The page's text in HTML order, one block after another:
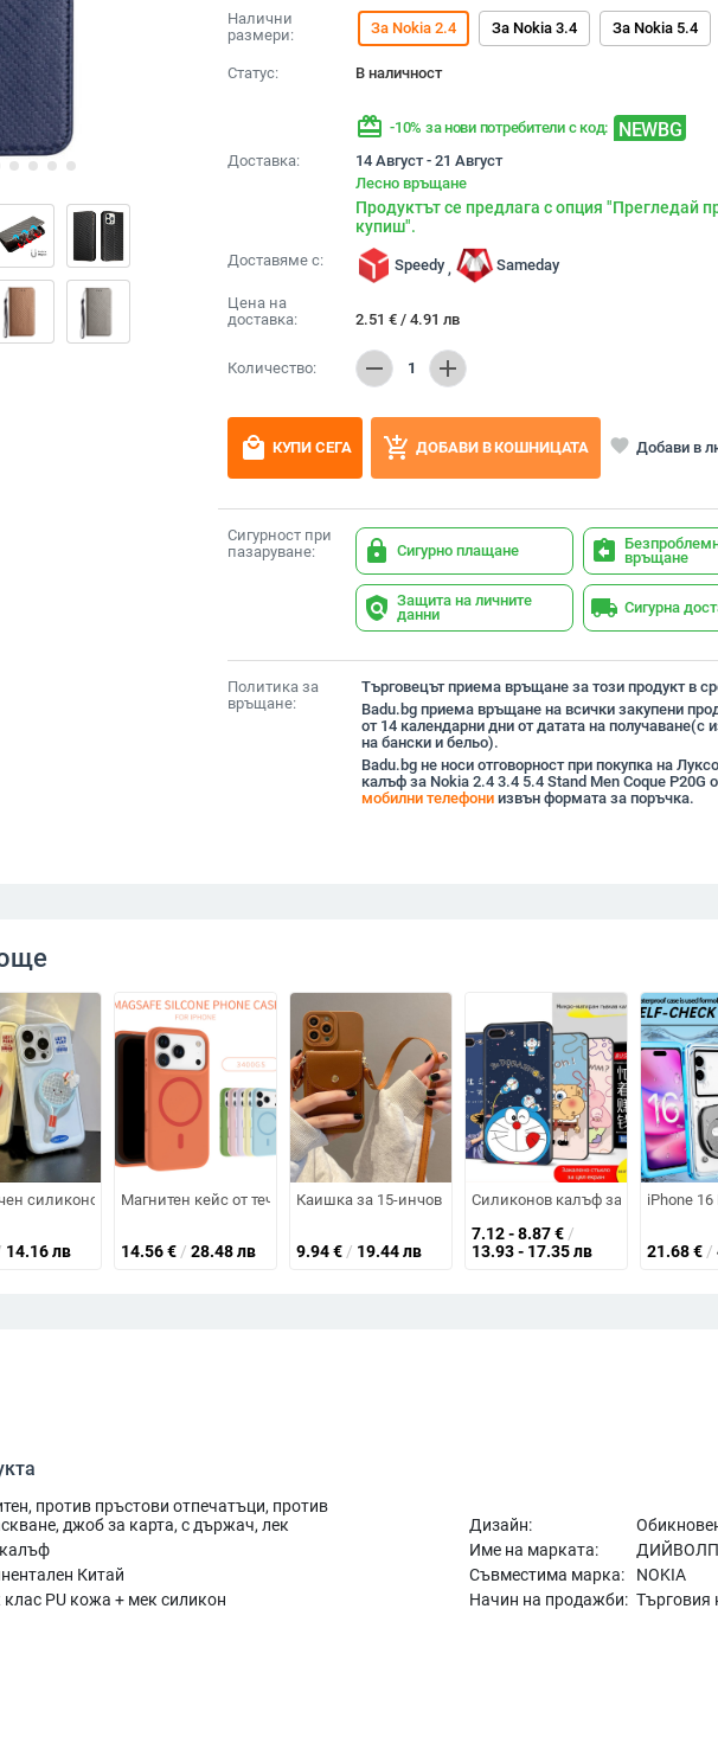
Налични
размери:
За Nokia 2.4 За Nokia 3.4 За Nokia 5.4
Статус: В наличност
redeem -10% за нови потребители с код: NEWBG
Доставка:
14 Август - 21 Август
Лесно връщане
Продуктът се предлага с опция "Прегледай
купиш".
Доставяме с: Speedy , Sameday
Цена на
доставка:
2.51 € / 4.91 лв
Количество: remove 1 add
local_mall КУПИ СЕГА add_shopping_cart ДОБАВИ В КОШНИЦАТА favorite Добави в
Сигурност при
пазаруване:
lock Сигурно плащане assignment_return връщане
policy Защита на личните
данни
local_shipping Сигурна
Политика за
връщане:
Търговецът приема връщане за този продукт в
Badu.bg приема връщане на всички закупени
от 14 календарни дни от датата на получаване(с
на бански и бельо).
Badu.bg не носи отговорност при покупка на
калъф за Nokia 2.4 3.4 5.4 Stand Men Coque P20G
мобилни телефониизвън формата за поръчка.
се гривна с крокодилски релеф
силиконов калъф за Apple iPhone 12–16, дизайн на пера, защита срещу падане
14.16 лв
Магнитен кейс от течен силикон за iPhone 13, 13 Pro Max и 14/14 Pro/14 Pro Max
14.56€ / 28.48 лв
Каишка за 15-инчов модел, 17-инчов, с защита от
9.94€ / 19.44 лв
Силиконов калъф за Apple
7.12 - 8.87€ /
13.93 - 17.35 лв
iPhone
21.68€ /
против пръстови отпечатъци, против
джоб за карта, с държач, лек
Дизайн:
Име на марката:
Китай Съвместима марка:
NOKIA
клас PU кожа + мек силикон Начин на продажби: Търговия